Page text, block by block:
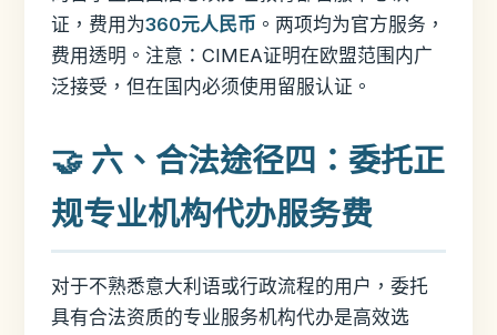
证，费用为360元人民币 。两项均为官方服务，
费用透明。注意：CIMEA证明在欧盟范围内广
泛接受，但在国内必须使用留服认证。
🤝 六、合法途径四：委托正
规专业机构代办服务费
对于不熟悉意大利语或行政流程的用户，委托
具有合法资质的专业服务机构代办是高效选